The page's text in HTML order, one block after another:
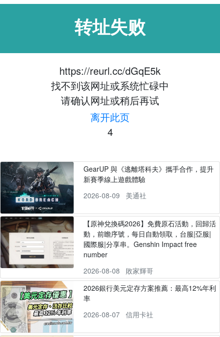
转址失败
https://reurl.cc/dGqE5k
找不到该网址或系统忙碌中
请确认网址或稍后再试
离开此页
4
GearUP 與《逃離塔科夫》攜手合作，提升
新賽季線上遊戲體驗
2026-08-09
美通社
【原神兌換碼2026】免費原石活動，回歸活
動，前瞻序號，每日自動領取，台服|亞服|
國際服|分享串。Genshin Impact free
number
2026-08-08
敗家輝哥
2026銀行美元定存方案推薦：最高12%年利
率
2026-08-07
信用卡社